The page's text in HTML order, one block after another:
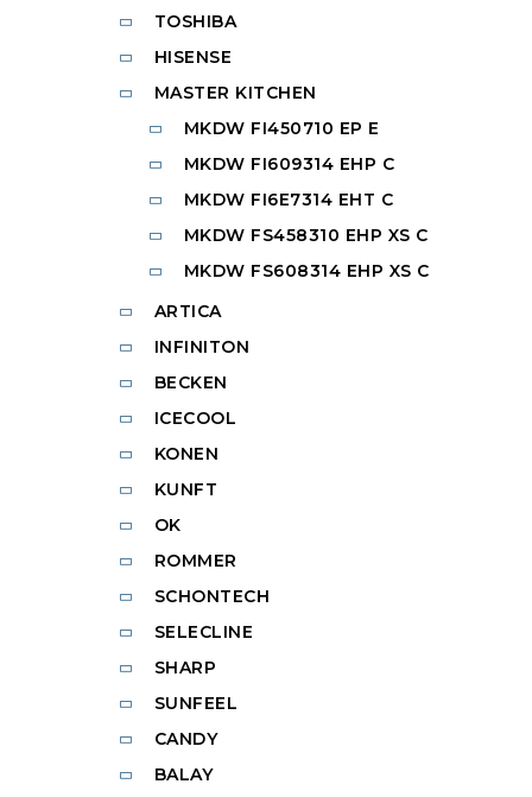
TOSHIBA
HISENSE
MASTER KITCHEN
MKDW FI450710 EP E
MKDW FI609314 EHP C
MKDW FI6E7314 EHT C
MKDW FS458310 EHP XS C
MKDW FS608314 EHP XS C
ARTICA
INFINITON
BECKEN
ICECOOL
KONEN
KUNFT
OK
ROMMER
SCHONTECH
SELECLINE
SHARP
SUNFEEL
CANDY
BALAY